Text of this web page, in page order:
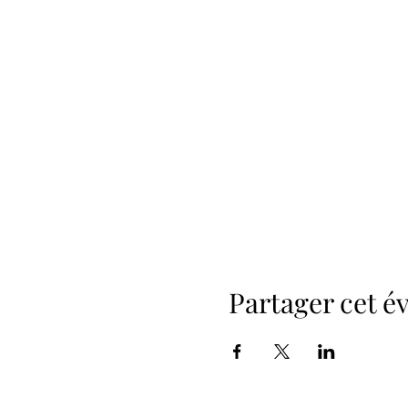
Partager cet